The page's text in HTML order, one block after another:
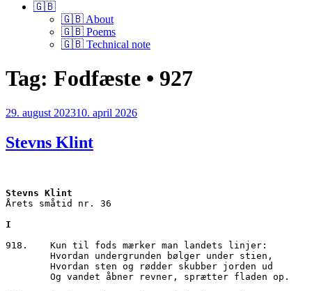
🇬🇧
🇬🇧 About
🇬🇧 Poems
🇬🇧 Technical note
Tag: Fodfæste • 927
Udgivet
29. august 202310. april 2026
Stevns Klint
Stevns Klint
Årets småtid nr. 36
I
918.	Kun til fods mærker man landets linjer:
        Hvordan undergrunden bølger under stien,
        Hvordan sten og rødder skubber jorden ud
        Og vandet åbner revner, sprætter fladen op.